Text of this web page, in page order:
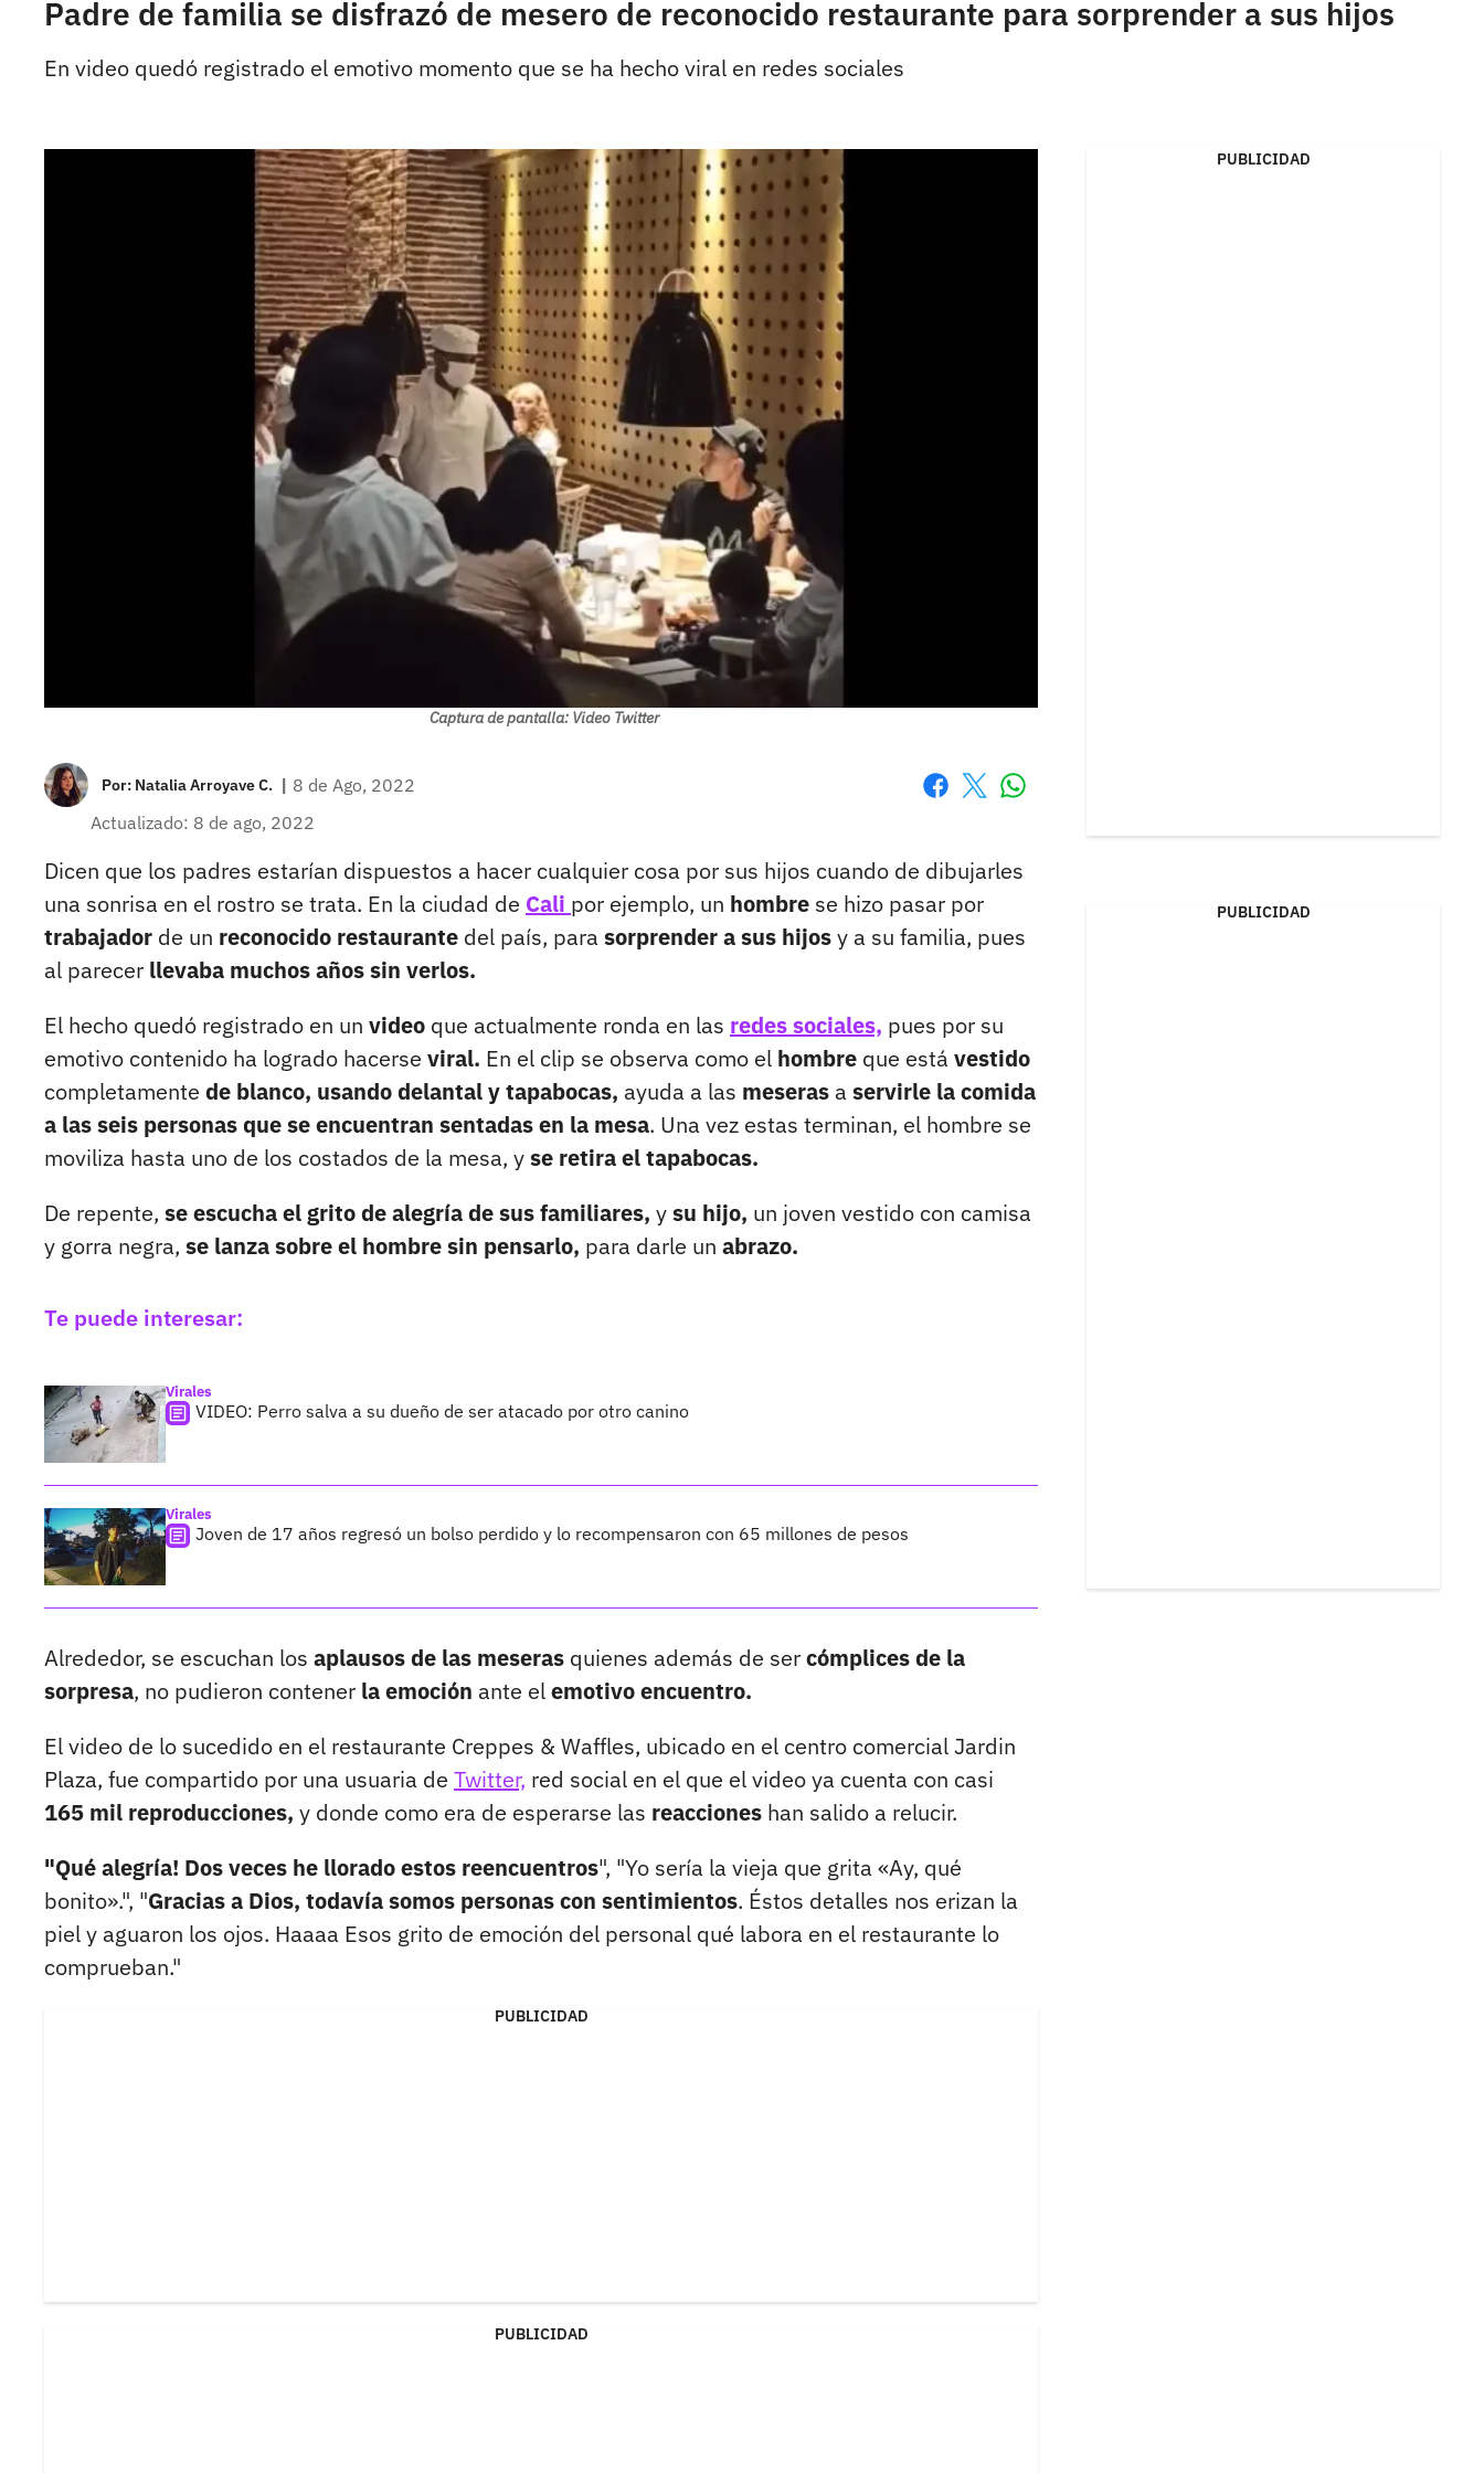
Padre de familia se disfrazó de mesero de reconocido restaurante para sorprender a sus hijos
En video quedó registrado el emotivo momento que se ha hecho viral en redes sociales
Captura de pantalla: Video Twitter
Por: Natalia Arroyave C. | 8 de Ago, 2022
Actualizado: 8 de ago, 2022
Dicen que los padres estarían dispuestos a hacer cualquier cosa por sus hijos cuando de dibujarles
una sonrisa en el rostro se trata. En la ciudad de Cali por ejemplo, un hombre se hizo pasar por
trabajador de un reconocido restaurante del país, para sorprender a sus hijosy a su familia, pues
al parecer llevaba muchos años sin verlos.
El hecho quedó registrado en un video que actualmente ronda en las redes sociales, pues por su
emotivo contenido ha logrado hacerse viral. En el clip se observa como el hombre que está vestido
completamente de blanco, usando delantal y tapabocas, ayuda a las meseras a servirle la comida
a las seis personas que se encuentran sentadas en la mesa. Una vez estas terminan, el hombre se
moviliza hasta uno de los costados de la mesa, yse retira el tapabocas.
De repente, se escucha el grito de alegría de sus familiares, ysu hijo, un joven vestido con camisa
y gorra negra, se lanza sobre el hombre sin pensarlo, para darle un abrazo.
Te puede interesar:
Virales
VIDEO: Perro salva a su dueño de ser atacado por otro canino
Virales
Joven de 17 años regresó un bolso perdido y lo recompensaron con 65 millones de pesos
Alrededor, se escuchan los aplausos de las meseras quienes además de sercómplices de la
sorpresa, no pudieron contener la emoción ante elemotivo encuentro.
El video de lo sucedido en el restaurante Creppes & Waffles, ubicado en el centro comercial Jardin
Plaza, fue compartido por una usuaria de Twitter, red social en el que el video ya cuenta con casi
165 mil reproducciones, y donde como era de esperarse las reacciones han salido a relucir.
"Qué alegría! Dos veces he llorado estos reencuentros", "Yo sería la vieja que grita «Ay, qué
bonito».", "Gracias a Dios, todavía somos personas con sentimientos. Éstos detalles nos erizan la
piel y aguaron los ojos. Haaaa Esos grito de emoción del personal qué labora en el restaurante lo
comprueban."
PUBLICIDAD
PUBLICIDAD
PUBLICIDAD
PUBLICIDAD